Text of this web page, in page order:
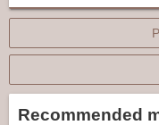
Recommended